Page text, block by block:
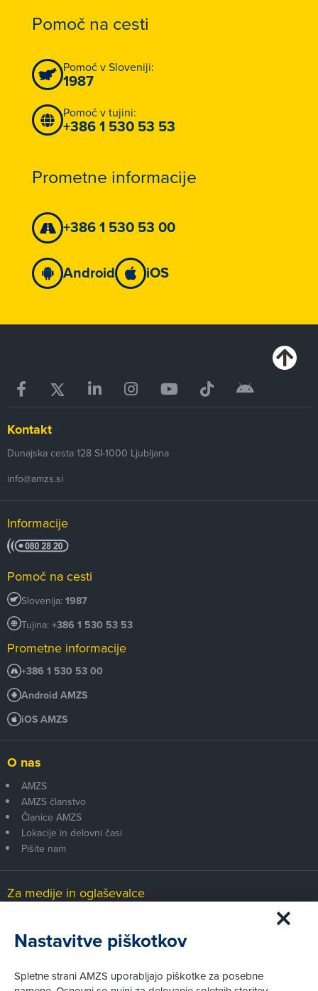
Pomoč na cesti
Pomoč v Sloveniji:
1987
Pomoč v tujini:
+386 1 530 53 53
Prometne informacije
+386 1 530 53 00
Android iOS
Kontakt
Dunajska cesta 128 SI-1000 Ljubljana
info@amzs.si
Informacije
Pomoč na cesti
Slovenija: 1987
Tujina: +386 1 530 53 53
Prometne informacije
+386 1 530 53 00
Android AMZS
iOS AMZS
O nas
AMZS
AMZS članstvo
Članice AMZS
Lokacije in delovni časi
Pišite nam
Za medije in oglaševalce
Piškotki
Nastavitve piškotkov
Spletne strani AMZS uporabljajo piškotke za posebne